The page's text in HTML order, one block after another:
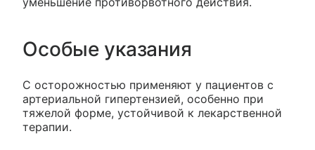
Особые указания
С осторожностью применяют у пациентов с
артериальной гипертензией, особенно при
тяжелой форме, устойчивой к лекарственной
терапии.